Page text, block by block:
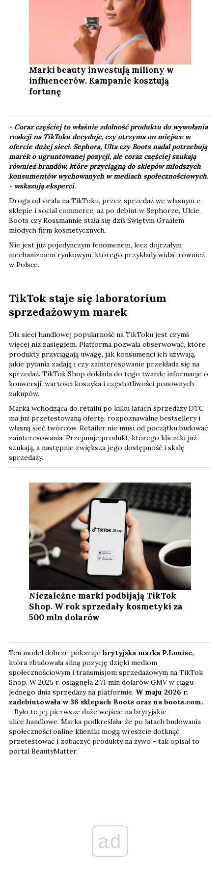
Marki beauty inwestują miliony w
influencerów. Kampanie kosztują
fortunę
- Coraz częściej to właśnie zdolność produktu do wywołania
reakcji na TikToku decyduje, czy otrzyma on miejsce w
ofercie dużej sieci. Sephora, Ulta czy Boots nadal potrzebują
marek o ugruntowanej pozycji, ale coraz częściej szukają
również brandów, które przyciągną do sklepów młodszych
konsumentów wychowanych w mediach społecznościowych.​
- wskazują eksperci.
Droga od virala na TikToku, przez sprzedaż we własnym e-
sklepie i social commerce, aż po debiut w Sephorze, Ulcie,
Boots czy Rossmannie stała się dziś Świętym Graalem
młodych firm kosmetycznych.
Nie jest już pojedynczym fenomenem, lecz dojrzałym
mechanizmem rynkowym, którego przykłady widać również
w Polsce.
TikTok staje się laboratorium
sprzedażowym marek
Dla sieci handlowej popularność na TikToku jest czymś
więcej niż zasięgiem. Platforma pozwala obserwować, które
produkty przyciągają uwagę, jak konsumenci ich używają,
jakie pytania zadają i czy zainteresowanie przekłada się na
sprzedaż. TikTok Shop dokłada do tego twarde informacje o
konwersji, wartości koszyka i częstotliwości ponownych
zakupów.
Marka wchodząca do retailu po kilku latach sprzedaży DTC
ma już przetestowaną ofertę, rozpoznawalne bestsellery i
własną sieć twórców. Retailer nie musi od początku budować
zainteresowania. Przejmuje produkt, którego klientki już
szukają, a następnie zwiększa jego dostępność i skalę
sprzedaży.
Niezależne marki podbijają TikTok
Shop. W rok sprzedały kosmetyki za
500 mln dolarów
Ten model dobrze pokazuje brytyjska marka P.Louise,
która zbudowała silną pozycję dzięki mediom
społecznościowym i transmisjom sprzedażowym na TikTok
Shop. W 2025 r. osiągnęła 2,71 mln dolarów GMV w ciągu
jednego dnia sprzedaży na platformie. W maju 2026 r.
zadebiutowała w 36 sklepach Boots oraz na boots.com.
- Było to jej pierwsze duże wejście na brytyjskie
ulice handlowe. Marka podkreślała, że po latach budowania
społeczności online klientki mogą wreszcie dotknąć,
przetestować i zobaczyć produkty na żywo - tak opisał to
portal BeautyMatter.
ad